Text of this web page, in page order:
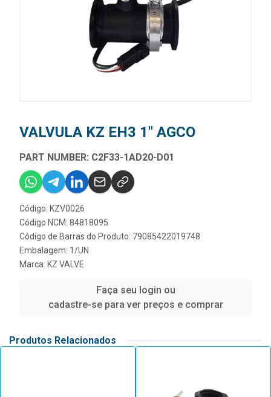
VALVULA KZ EH3 1" AGCO
PART NUMBER: C2F33-1AD20-D01
Código: KZV0026
Código NCM: 84818095
Código de Barras do Produto: 79085422019748
Embalagem: 1/UN
Marca: KZ VALVE
Faça seu login ou
cadastre-se para ver preços e comprar
Produtos Relacionados